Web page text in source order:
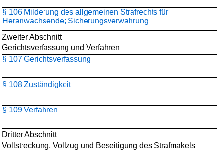
§ 106 Milderung des allgemeinen Strafrechts für
Heranwachsende; Sicherungsverwahrung
Zweiter Abschnitt
Gerichtsverfassung und Verfahren
§ 107 Gerichtsverfassung
§ 108 Zuständigkeit
§ 109 Verfahren
Dritter Abschnitt
Vollstreckung, Vollzug und Beseitigung des Strafmakels